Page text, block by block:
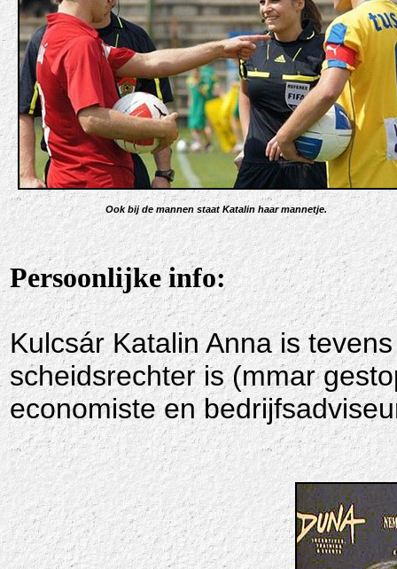
Ook bij de mannen staat Katalin haar mannetje.
Persoonlijke info:
Kulcsár Katalin Anna is
scheidsrechter is (mmar
economiste en